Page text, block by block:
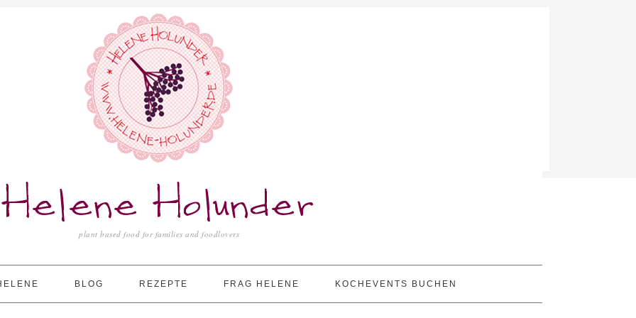
Helene Holunder
plant based food for families and foodlovers
BLOG REZEPTE FRAG HELENE KOCHEVENTS BUCHEN